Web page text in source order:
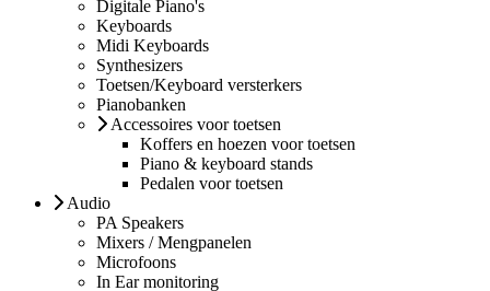
Digitale Piano's
Keyboards
Midi Keyboards
Synthesizers
Toetsen/Keyboard versterkers
Pianobanken
Accessoires voor toetsen
Koffers en hoezen voor toetsen
Piano & keyboard stands
Pedalen voor toetsen
Audio
PA Speakers
Mixers / Mengpanelen
Microfoons
In Ear monitoring